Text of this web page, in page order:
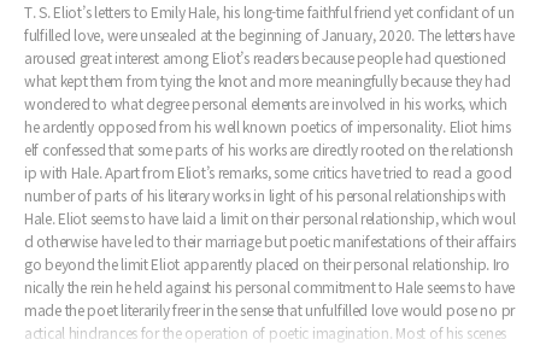
T. S. Eliot’s letters to Emily Hale, his long-time faithful friend yet confidant of un
fulfilled love, were unsealed at the beginning of January, 2020. The letters have
aroused great interest among Eliot’s readers because people had questioned
what kept them from tying the knot and more meaningfully because they had
wondered to what degree personal elements are involved in his works, which
he ardently opposed from his well known poetics of impersonality. Eliot hims
elf confessed that some parts of his works are directly rooted on the relationsh
ip with Hale. Apart from Eliot’s remarks, some critics have tried to read a good
number of parts of his literary works in light of his personal relationships with
Hale. Eliot seems to have laid a limit on their personal relationship, which woul
d otherwise have led to their marriage but poetic manifestations of their affairs
go beyond the limit Eliot apparently placed on their personal relationship. Iro
nically the rein he held against his personal commitment to Hale seems to have
made the poet literarily freer in the sense that unfulfilled love would pose no pr
actical hindrances for the operation of poetic imagination. Most of his scenes